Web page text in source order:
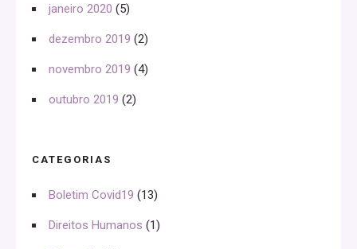
janeiro 2020 (5)
dezembro 2019 (2)
novembro 2019 (4)
outubro 2019 (2)
CATEGORIAS
Boletim Covid19 (13)
Direitos Humanos (1)